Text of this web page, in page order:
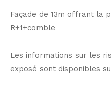
Façade de 13m offrant la
R+1+comble
Les informations sur les
exposé sont disponibles